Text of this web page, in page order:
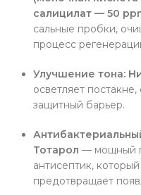
салицилат — 50
сальные пробки,
процесс
Улучшение тона:
осветляет
защитный барьер.
Тотарол — мощный
антисептик,
предотвращает